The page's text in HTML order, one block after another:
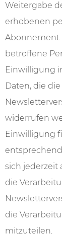
Weitergabe
erhobenen
Abonnement
betroffene
Einwilligung
Daten, die
widerrufen
Einwilligung
sich jederzeit
die
die
mitzuteilen.